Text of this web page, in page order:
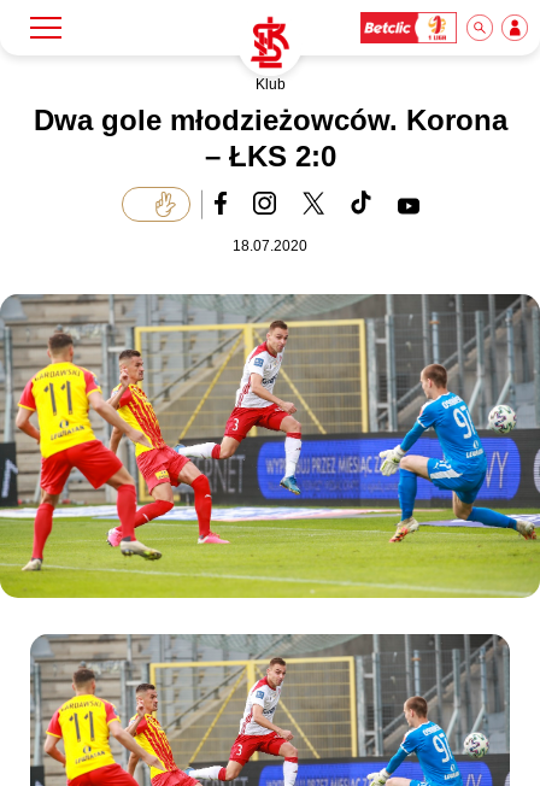
Klub
Akademia
Biznes
Dla mediów
Kibice
Klub
Dwa gole młodzieżowców. Korona
– ŁKS 2:0
18.07.2020